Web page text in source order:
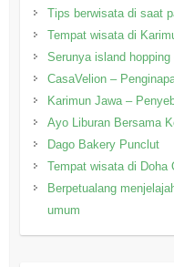
Tips berwisata di saat
Tempat wisata di
Serunya island
CasaVelion –
Karimun Jawa –
Ayo Liburan Bersama
Dago Bakery Punclut
Tempat wisata di Doha
Berpetualang
umum